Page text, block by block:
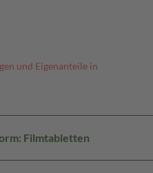
und Eigenanteile in
Filmtabletten